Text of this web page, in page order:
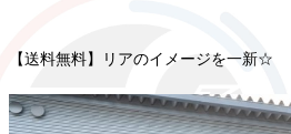
【送料無料】リアのイメージを一新☆